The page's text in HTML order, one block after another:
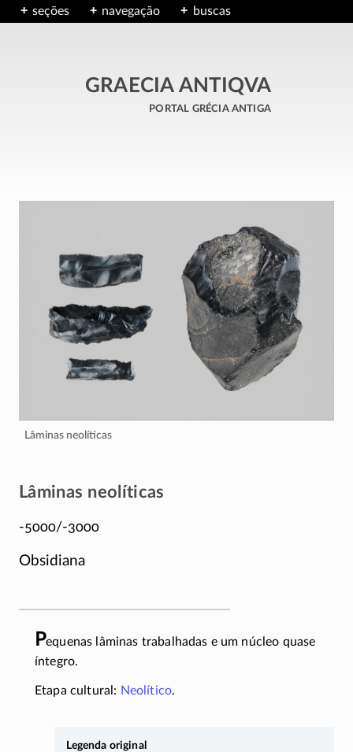
seções navegação buscas
GRAECIA ANTIQVA
portal grécia antiga
Lâminas neolíticas
Lâminas neolíticas
-5000/-3000
Obsidiana
Pequenas lâminas trabalhadas e um núcleo quase
íntegro.
Etapa cultural: Neolítico.
Legenda original